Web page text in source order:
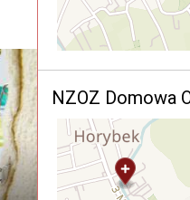
NZOZ Domowa